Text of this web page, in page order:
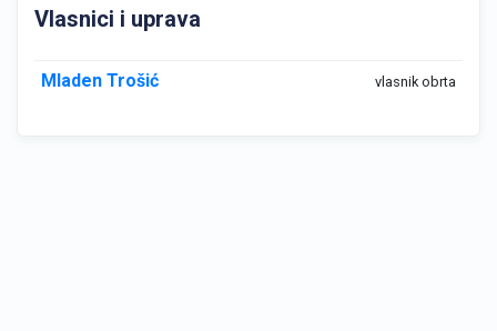
Vlasnici i uprava
Mladen Trošić vlasnik obrta